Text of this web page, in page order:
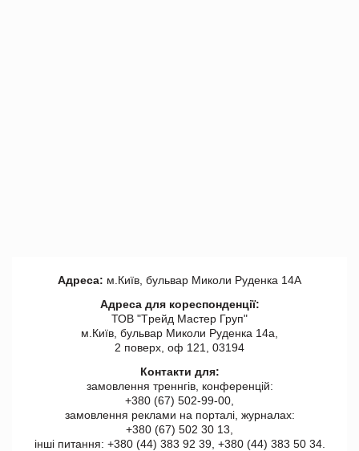
Адреса: м.Київ, бульвар Миколи Руденка 14А
Адреса для кореспонденції:
ТОВ "Tрейд Мастер Груп"
м.Київ, бульвар Миколи Руденка 14а,
2 поверх, оф 121, 03194
Контакти для:
замовлення треннгів, конференцій:
+380 (67) 502-99-00,
замовлення реклами на порталі, журналах:
+380 (67) 502 30 13,
інші питання: +380 (44) 383 92 39, +380 (44) 383 50 34.